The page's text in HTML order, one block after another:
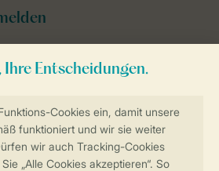
zur Online-Buchung